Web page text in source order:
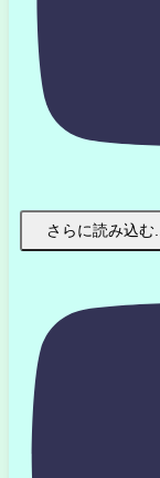
さらに読み込む...